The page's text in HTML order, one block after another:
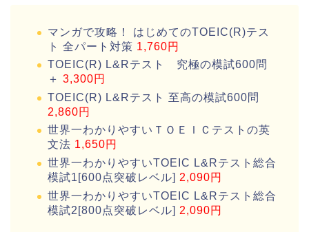
マンガで攻略！ はじめてのTOEIC(R)テス
ト 全パート対策 1,760円
TOEIC(R) L&Rテスト 究極の模試600問
＋ 3,300円
TOEIC(R) L&Rテスト 至高の模試600問
2,860円
世界一わかりやすいＴＯＥＩＣテストの英
文法 1,650円
世界一わかりやすいTOEIC L&Rテスト総合
模試1[600点突破レベル] 2,090円
世界一わかりやすいTOEIC L&Rテスト総合
模試2[800点突破レベル] 2,090円